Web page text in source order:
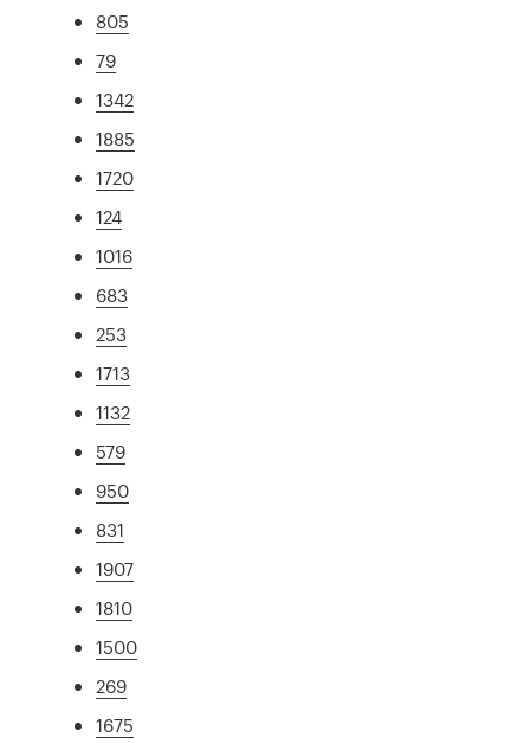
805
79
1342
1885
1720
124
1016
683
253
1713
1132
579
950
831
1907
1810
1500
269
1675